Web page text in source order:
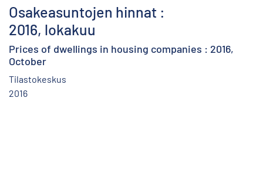
Osakeasuntojen hinnat :
2016, lokakuu
Prices of dwellings in housing companies : 2016,
October
Tilastokeskus
2016